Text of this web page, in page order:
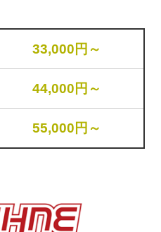
33,000円～
44,000円～
55,000円～